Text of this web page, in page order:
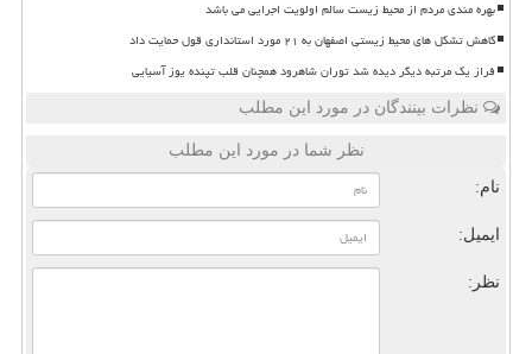
بهره مندی مردم از محیط زیست سالم اولویت اجرایی می باشد
کاهش تشکل های محیط زیستی اصفهان به ۲۱ مورد استانداری قول حمایت داد
فراز یک مرتبه دیگر دیده شد توران شاهرود همچنان قلب تپنده یوز آسیایی
نظرات بینندگان در مورد این مطلب
نظر شما در مورد این مطلب
نام:
ایمیل:
نظر: